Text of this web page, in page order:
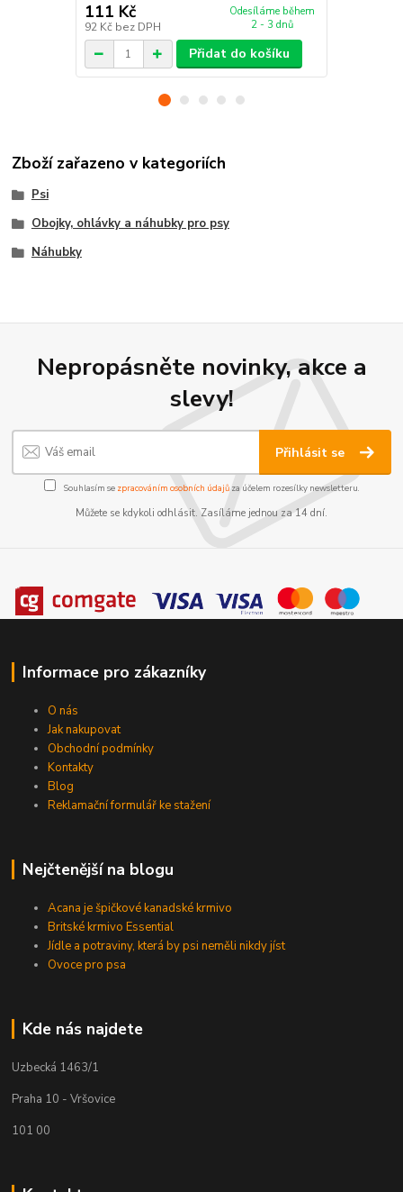
111 Kč
92 Kč bez DPH
Odesíláme během
2 - 3 dnů
Přidat do košíku
Zboží zařazeno v kategoriích
Psi
Obojky, ohlávky a náhubky pro psy
Náhubky
Nepropásněte novinky, akce a
slevy!
Přihlásit se
Souhlasím se zpracováním osobních údajůza účelem rozesílky newsletteru.
Můžete se kdykoli odhlásit. Zasíláme jednou za 14 dní.
Informace pro zákazníky
O nás
Jak nakupovat
Obchodní podmínky
Kontakty
Blog
Reklamační formulář ke stažení
Nejčtenější na blogu
Acana je špičkové kanadské krmivo
Britské krmivo Essential
Jídle a potraviny, která by psi neměli nikdy jíst
Ovoce pro psa
Kde nás najdete
Uzbecká 1463/1
Praha 10 - Vršovice
101 00